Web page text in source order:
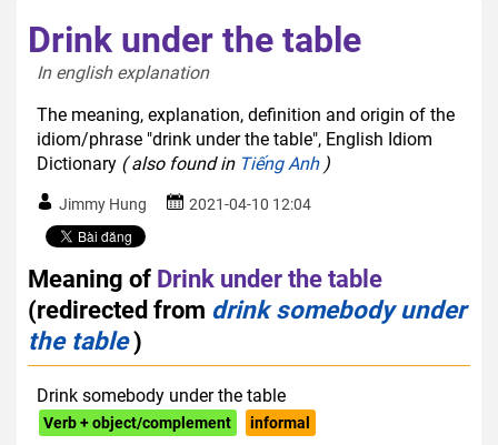
Drink under the table
In english explanation
The meaning, explanation, definition and origin of the
idiom/phrase "drink under the table", English Idiom
Dictionary ( also found in Tiếng Anh)
Jimmy Hung 2021-04-10 12:04
Meaning of Drink under the table
(redirected from drink somebody under
the table)
Drink somebody under the table
Verb + object/complement informal